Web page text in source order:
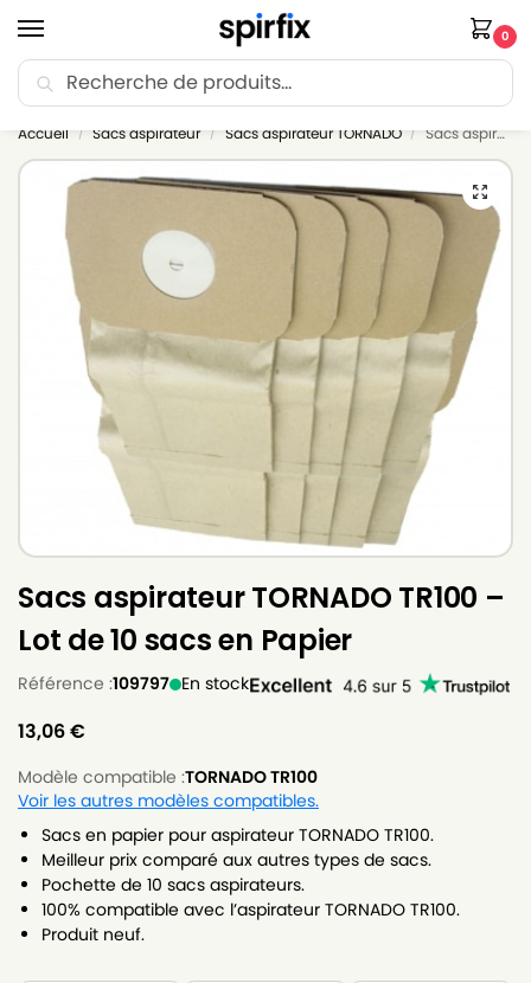
0
🚚 Livraison Point Relais offerte dès 30€ d’achat.
Accueil / Sacs aspirateur / Sacs aspirateur TORNADO / Sacs aspirateur TORNADO TR100 – Lot de 10 sacs en Papier
Sacs aspirateur TORNADO TR100 –
Lot de 10 sacs en Papier
Référence :109797 En stock
13,06€
Modèle compatible :TORNADO TR100
Voir les autres modèles compatibles.
Sacs en papier pour aspirateur TORNADO TR100.
Meilleur prix comparé aux autres types de sacs.
Pochette de 10 sacs aspirateurs.
100% compatible avec l’aspirateur TORNADO TR100.
Produit neuf.